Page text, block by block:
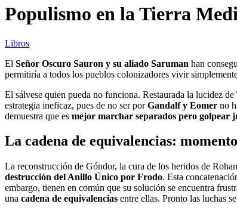
Populismo en la Tierra
Libros
El Señor Oscuro Sauron y su aliado Saruman han
permitiría a todos los pueblos colonizadores vivir
El sálvese quien pueda no funciona. Restaurada la lucidez de
estrategia ineficaz, pues de no ser porGandalf y Eomer no
demuestra que es mejor marchar separados pero golpear
La cadena de equivalencias:
La reconstrucción de Góndor, la cura de los heridos de
destrucción del Anillo Único por Frodo. Esta
embargo, tienen en común que su solución se encuentra
una cadena de equivalencias entre ellas. Pronto las luchas